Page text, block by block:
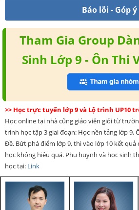
Báo lỗi - Góp ý
Tham Gia Group
Sinh Lớp 9 - Ôn Thi
>> Học trực tuyến lớp 9 và Lộ trình UP10
Học online tại nhà cũng giáo viên giỏi từ
trình học tập 3 giai đoạn: Học nền tảng lớp 9,
Đề. Bứt phá điểm lớp 9, thi vào lớp 10 kết quả
học không hiệu quả. Phụ huynh và học sinh
học tại: Link